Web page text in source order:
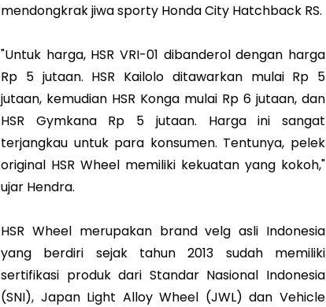
mendongkrak jiwa sporty Honda City Hatchback RS.
"Untuk harga, HSR VRI-01 dibanderol dengan harga
Rp 5 jutaan. HSR Kailolo ditawarkan mulai Rp 5
jutaan, kemudian HSR Konga mulai Rp 6 jutaan, dan
HSR Gymkana Rp 5 jutaan. Harga ini sangat
terjangkau untuk para konsumen. Tentunya, pelek
original HSR Wheel memiliki kekuatan yang kokoh,"
ujar Hendra.
HSR Wheel merupakan brand velg asli Indonesia
yang berdiri sejak tahun 2013 sudah memiliki
sertifikasi produk dari Standar Nasional Indonesia
(SNI), Japan Light Alloy Wheel (JWL) dan Vehicle